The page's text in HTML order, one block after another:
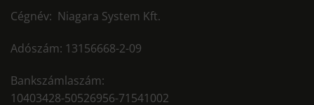
Cégnév: Niagara System Kft.
Adószám: 13156668-2-09
Bankszámlaszám:
10403428-50526956-71541002